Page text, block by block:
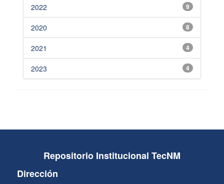
9
2022
8
2020
4
2021
4
2023
Repositorio Institucional TecNM
Dirección